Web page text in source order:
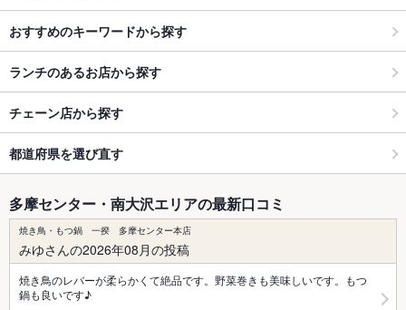
おすすめのキーワードから探す
ランチのあるお店から探す
チェーン店から探す
都道府県を選び直す
多摩センター・南大沢エリアの最新口コミ
焼き鳥・もつ鍋 一揆 多摩センター本店
みゆさんの2026年08月の投稿
焼き鳥のレバーが柔らかくて絶品です。野菜巻きも美味しいです。もつ
鍋も良いです♪